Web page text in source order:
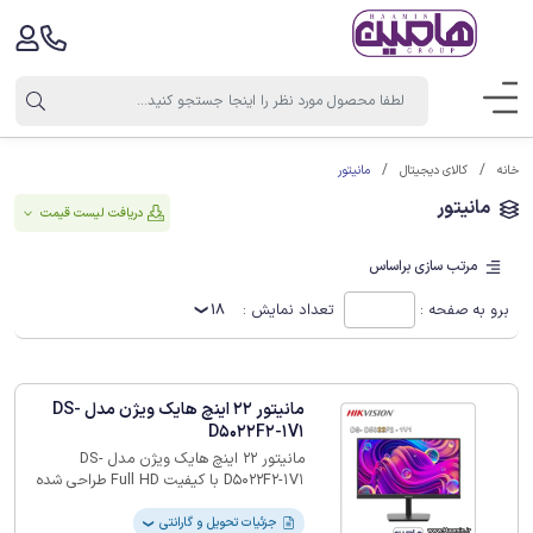
خانه کالای دیجیتال مانیتور
مانیتور دریافت لیست قیمت
مرتب سازی براساس
برو به صفحه : تعداد نمایش : 18
مانیتور 22 اینچ هایک ویژن مدل DS-
D5022F2-1V1
مانیتور 22 اینچ هایک ویژن مدل DS-
D5022F2-1V1 با کیفیت Full HD طراحی شده
که تصاویر متحرک را نسبت به مانیتورهای
جزئیات تحویل و گارانتی ❯